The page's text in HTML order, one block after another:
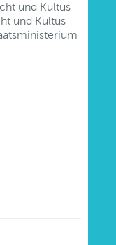
und Kultus
und Kultus